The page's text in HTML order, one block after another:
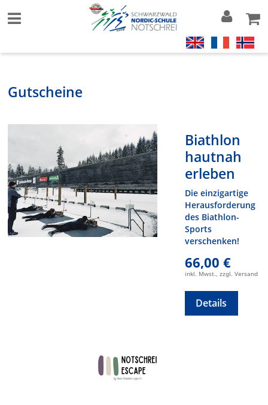
Gutscheine
Biathlon
hautnah
erleben
Die einzigartige
Herausforderung
des Biathlon-
Sports
verschenken!
66,00 €
inkl. Mwst., zzgl. Versand
Details